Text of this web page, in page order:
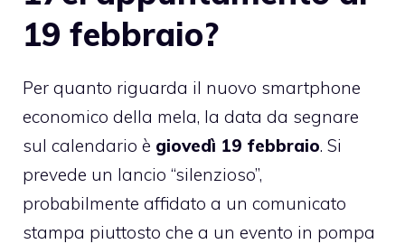
19 febbraio?
Per quanto riguarda il nuovo smartphone
economico della mela, la data da segnare
sul calendario è giovedì 19 febbraio. Si
prevede un lancio “silenzioso”,
probabilmente affidato a un comunicato
stampa piuttosto che a un evento in pompa